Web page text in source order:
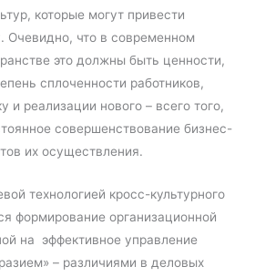
которые могут привести
Очевидно, что в современном
это должны быть ценности,
сплоченности работников,
и реализации нового – всего того,
совершенствование бизнес-
их осуществления.
технологией кросс-культурного
формирование организационной
на эффективное управление
– различиями в деловых